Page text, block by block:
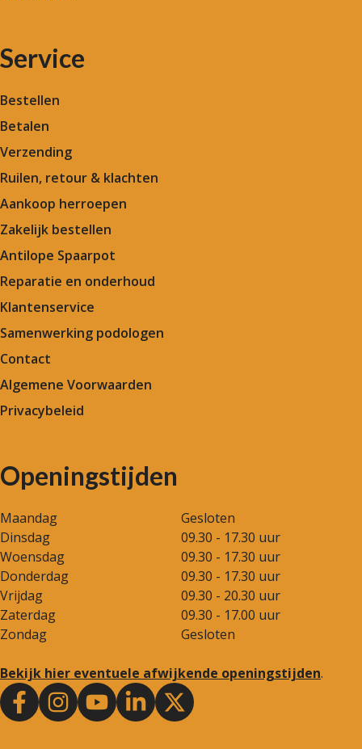
Service
Bestellen
Betalen
Verzending
Ruilen, retour & klachten
Aankoop herroepen
Zakelijk bestellen
Antilope Spaarpot
Reparatie en onderhoud
Klantenservice
Samenwerking podologen
Contact
Algemene Voorwaarden
Privacybeleid
Openingstijden
Maandag
Gesloten
Dinsdag
09.30 - 17.30 uur
Woensdag
09.30 - 17.30 uur
Donderdag
09.30 - 17.30 uur
Vrijdag
09.30 - 20.30 uur
Zaterdag
09.30 - 17.00 uur
Zondag
Gesloten
Bekijk hier eventuele afwijkende openingstijden.